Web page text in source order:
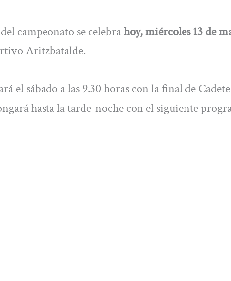
campeonato se celebrahoy, miércoles 13 de
Aritzbatalde.
el sábado a las 9.30 horas con la final de
hasta la tarde-noche con el siguiente